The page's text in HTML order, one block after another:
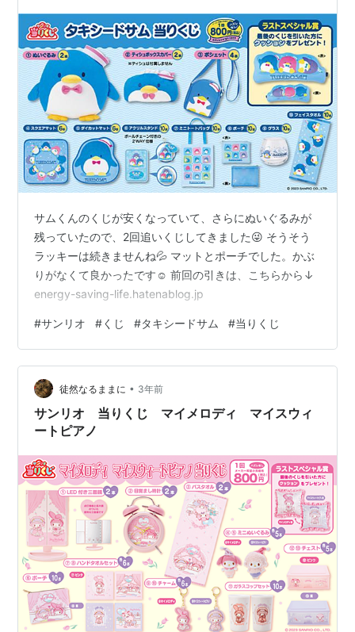
サムくんのくじが安くなっていて、さらにぬいぐるみが
残っていたので、2回追いくじしてきました😜 そうそう
ラッキーは続きませんね💦 マットとポーチでした。かぶ
りがなくて良かったです☺ 前回の引きは、こちらから↓
energy-saving-life.hatenablog.jp
#サンリオ #くじ #タキシードサム #当りくじ
徒然なるままに • 3年前
サンリオ 当りくじ マイメロディ マイスウィ
ートピアノ